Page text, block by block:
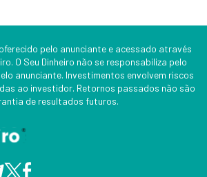
pelo anunciante e acessado através
O Seu Dinheiro não se responsabiliza pelo
anunciante. Investimentos envolvem riscos
ao investidor. Retornos passados não são
de resultados futuros.